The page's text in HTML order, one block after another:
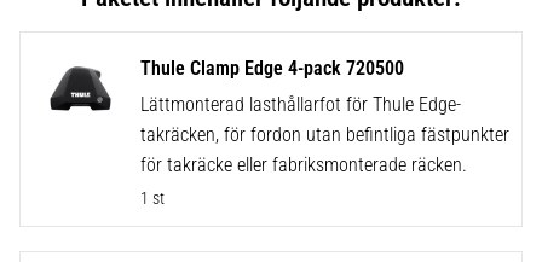
Thule Clamp Edge 4-pack 720500
Lättmonterad lasthållarfot för Thule Edge-
takräcken, för fordon utan befintliga fästpunkter
för takräcke eller fabriksmonterade räcken.
1 st